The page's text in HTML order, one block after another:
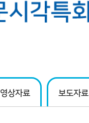
영상자료 보도자료